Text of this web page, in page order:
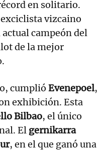
en solitario.
vizcaino
campeón del
de la mejor
cumplió Evenepoel,
exhibición. Esta
Bilbao, el único
El gernikarra
, en el que ganó una